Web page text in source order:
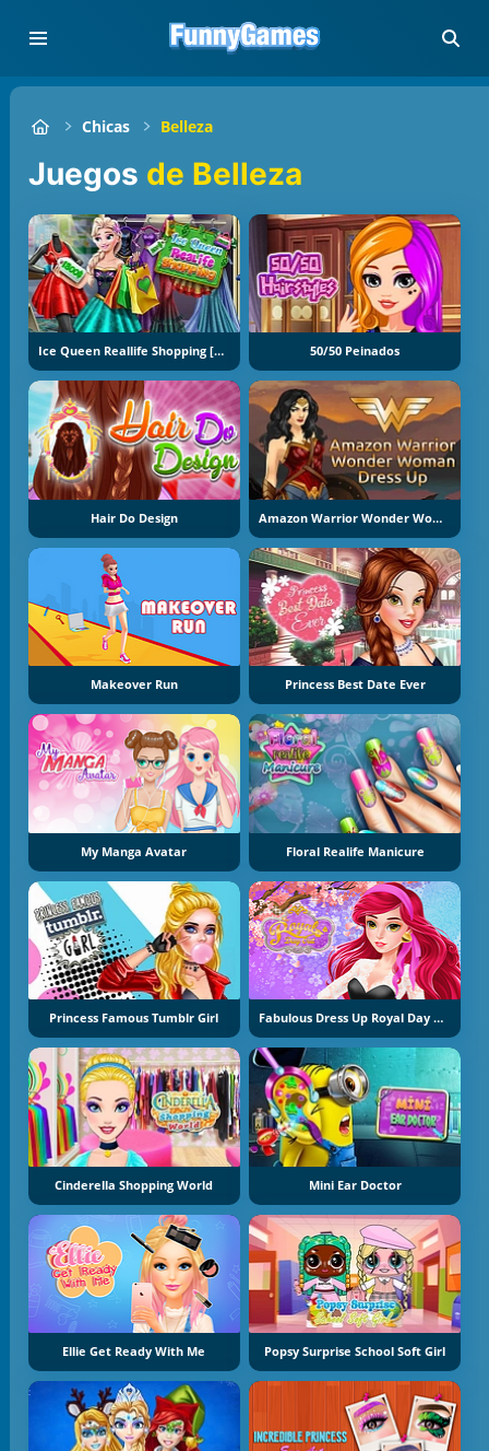
Chicas Belleza
Juegos de Belleza
Ice Queen Reallife Shopping [Reina Helada Compras En Vida Real] 50/50 Peinados
Hair Do Design Amazon Warrior Wonder Woman Dress Up
Makeover Run Princess Best Date Ever
My Manga Avatar Floral Realife Manicure
Princess Famous Tumblr Girl Fabulous Dress Up Royal Day Out
Cinderella Shopping World Mini Ear Doctor
Ellie Get Ready With Me Popsy Surprise School Soft Girl